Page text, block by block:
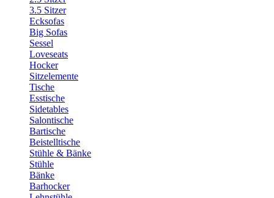
3.5 Sitzer
Ecksofas
Big Sofas
Sessel
Loveseats
Hocker
Sitzelemente
Tische
Esstische
Sidetables
Salontische
Bartische
Beistelltische
Stühle & Bänke
Stühle
Bänke
Barhocker